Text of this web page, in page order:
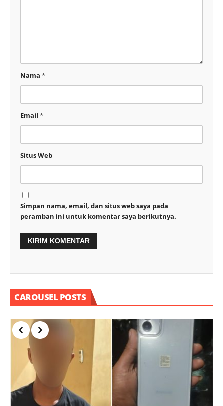
Nama *
Email *
Situs Web
Simpan nama, email, dan situs web saya pada
peramban ini untuk komentar saya berikutnya.
CAROUSEL POSTS